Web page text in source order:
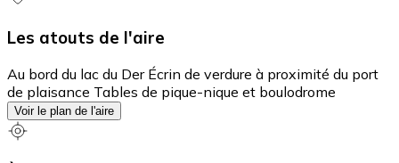
Les atouts de l'aire
Au bord du lac du Der Écrin de verdure à proximité du port
de plaisance Tables de pique-nique et boulodrome
Voir le plan de l'aire